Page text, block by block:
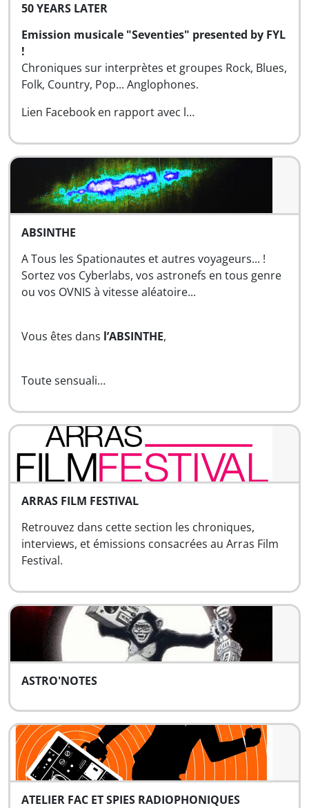
50 YEARS LATER
Emission musicale "Seventies" presented by FYL
!
Chroniques sur interprètes et groupes Rock, Blues,
Folk, Country, Pop... Anglophones.
Lien Facebook en rapport avec l…
ABSINTHE
A Tous les Spationautes et autres voyageurs... !
Sortez vos Cyberlabs, vos astronefs en tous genre
ou vos OVNIS à vitesse aléatoire...
Vous êtes dans l’ABSINTHE,
Toute sensuali…
ARRAS FILM FESTIVAL
Retrouvez dans cette section les chroniques,
interviews, et émissions consacrées au Arras Film
Festival.
ASTRO'NOTES
ATELIER FAC ET SPIES RADIOPHONIQUES